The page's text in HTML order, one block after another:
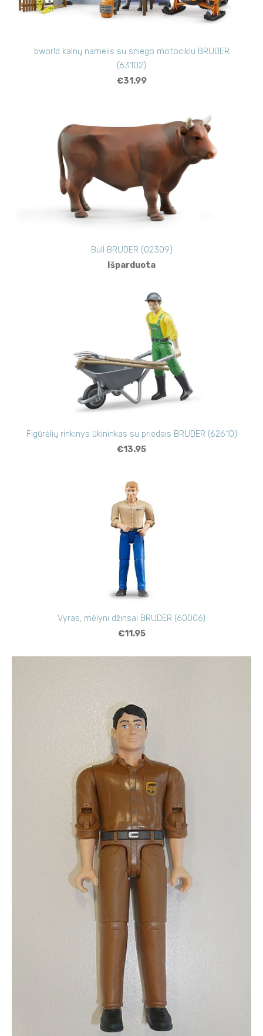
bworld kalnų namelis su sniego motociklu BRUDER
(63102)
€31.99
Bull BRUDER (02309)
Išparduota
Figūrėlių rinkinys ūkininkas su priedais BRUDER (62610)
€13.95
Vyras, mėlyni džinsai BRUDER (60006)
€11.95